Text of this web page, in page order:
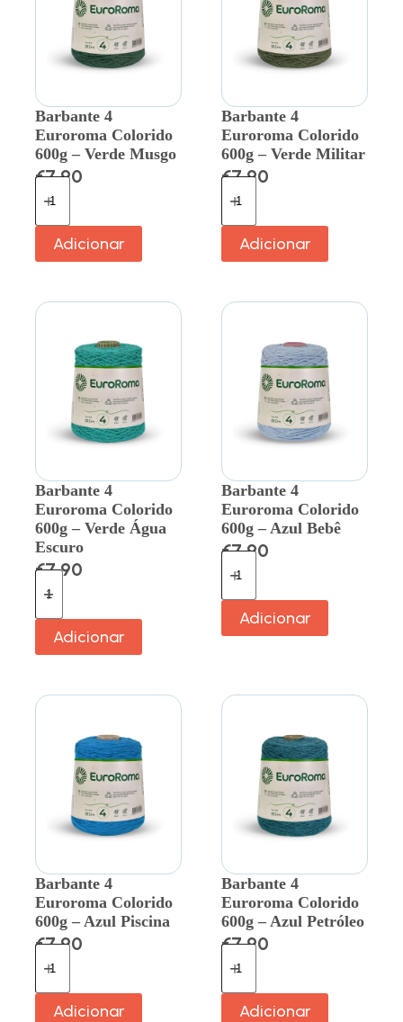
Barbante 4
Euroroma Colorido
600g – Verde Musgo
€7.90
Adicionar
Barbante 4
Euroroma Colorido
600g – Verde Militar
€7.90
Adicionar
Barbante 4
Euroroma Colorido
600g – Verde Água
Escuro
€7.90
Adicionar
Barbante 4
Euroroma Colorido
600g – Azul Bebê
€7.90
Adicionar
Barbante 4
Euroroma Colorido
600g – Azul Piscina
€7.90
Adicionar
Barbante 4
Euroroma Colorido
600g – Azul Petróleo
€7.90
Adicionar